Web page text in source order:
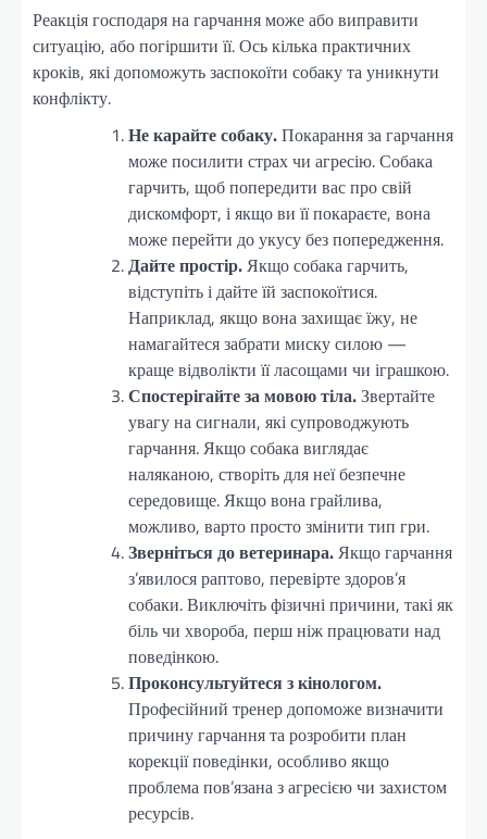
Реакція господаря на гарчання може або виправити
ситуацію, або погіршити її. Ось кілька практичних
кроків, які допоможуть заспокоїти собаку та уникнути
конфлікту.
Не карайте собаку.Покарання за гарчання
може посилити страх чи агресію. Собака
гарчить, щоб попередити вас про свій
дискомфорт, і якщо ви її покараєте, вона
може перейти до укусу без попередження.
Дайте простір.Якщо собака гарчить,
відступіть і дайте їй заспокоїтися.
Наприклад, якщо вона захищає їжу, не
намагайтеся забрати миску силою —
краще відволікти її ласощами чи іграшкою.
Спостерігайте за мовою тіла.Звертайте
увагу на сигнали, які супроводжують
гарчання. Якщо собака виглядає
наляканою, створіть для неї безпечне
середовище. Якщо вона грайлива,
можливо, варто просто змінити тип гри.
Зверніться до ветеринара.Якщо гарчання
з’явилося раптово, перевірте здоров’я
собаки. Виключіть фізичні причини, такі як
біль чи хвороба, перш ніж працювати над
поведінкою.
Проконсультуйтеся з кінологом.
Професійний тренер допоможе визначити
причину гарчання та розробити план
корекції поведінки, особливо якщо
проблема пов’язана з агресією чи захистом
ресурсів.